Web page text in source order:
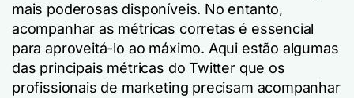
mais poderosas disponíveis. No entanto,
acompanhar as métricas corretas é essencial
para aproveitá-lo ao máximo. Aqui estão algumas
das principais métricas do Twitter que os
profissionais de marketing precisam acompanhar